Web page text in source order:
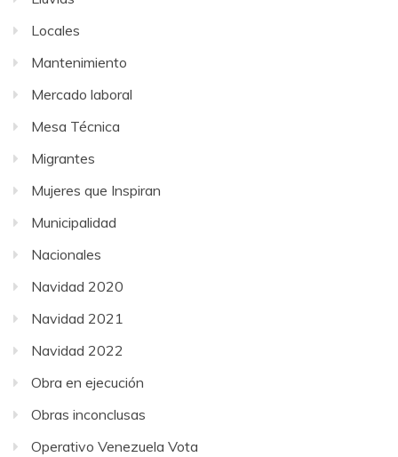
Locales
Mantenimiento
Mercado laboral
Mesa Técnica
Migrantes
Mujeres que Inspiran
Municipalidad
Nacionales
Navidad 2020
Navidad 2021
Navidad 2022
Obra en ejecución
Obras inconclusas
Operativo Venezuela Vota